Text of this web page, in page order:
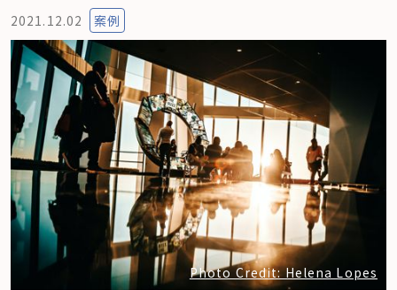
2021.12.02 案例
Photo Credit: Helena Lopes